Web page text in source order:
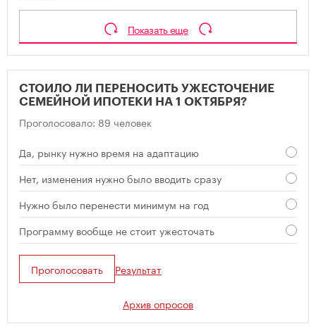
Показать еще
СТОИЛО ЛИ ПЕРЕНОСИТЬ УЖЕСТОЧЕНИЕ
СЕМЕЙНОЙ ИПОТЕКИ НА 1 ОКТЯБРЯ?
Проголосовало: 89 человек
Да, рынку нужно время на адаптацию
Нет, изменения нужно было вводить сразу
Нужно было перенести минимум на год
Программу вообще не стоит ужесточать
Проголосовать Результат
Архив опросов